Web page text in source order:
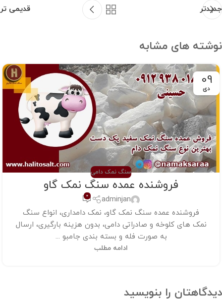
جدیدتر قدیمی تر
نوشته های مشابه
09
دی
سنگ نمک دامی
فروشنده عمده سنگ نمک گاو
adminjan
0
فروشنده عمده سنگ نمک گاو، نمک دامداری، انواع سنگ
نمک های کلوخه و صادراتی دامی، بدون هزینه بارگیری، ارسال
به صورت فله و بسته بندی جامبو ...
ادامه مطلب
دیدگاهتان را بنویسید